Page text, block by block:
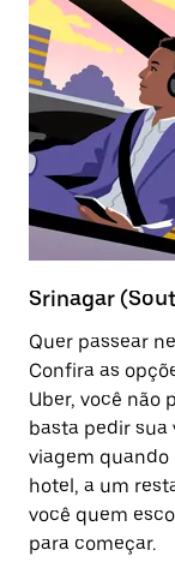
Srinagar
Quer passear
Confira as
Uber, você não
basta pedir sua
viagem quando
hotel, a um
você quem
para começar.